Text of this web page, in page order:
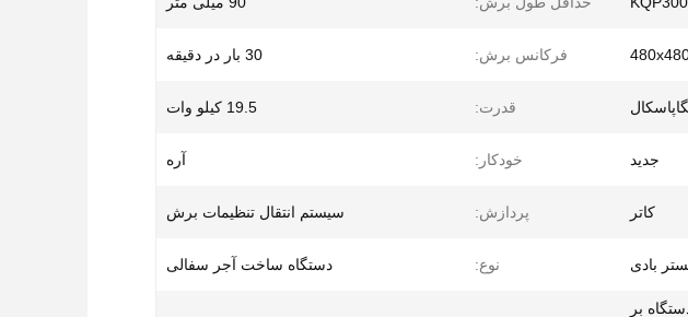
فرکانس برش: 30 بار در دقیقه
قدرت: 19.5 کیلو وات
جدید خودکار: آره
کاتر پردازش: سیستم انتقال تنظیمات برش
بادی نوع: دستگاه ساخت آجر سفالی
بر